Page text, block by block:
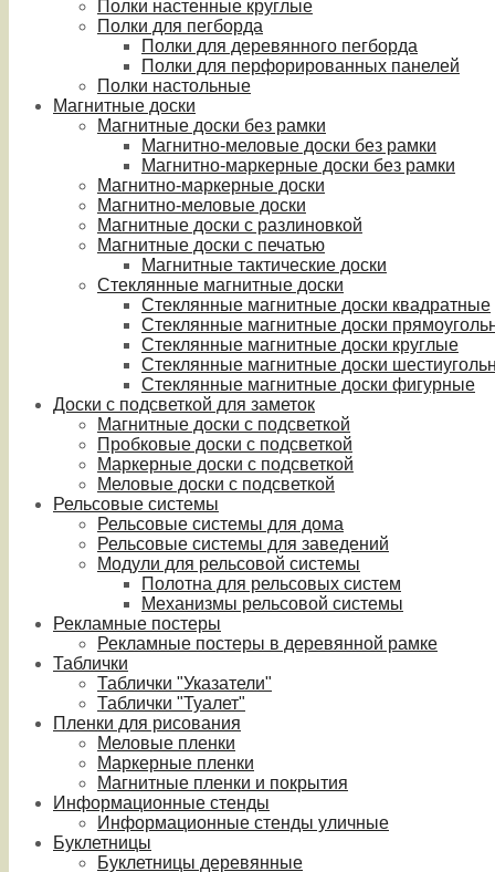
Полки настенные круглые
Полки для пегборда
Полки для деревянного пегборда
Полки для перфорированных панелей
Полки настольные
Магнитные доски
Магнитные доски без рамки
Магнитно-меловые доски без рамки
Магнитно-маркерные доски без рамки
Магнитно-маркерные доски
Магнитно-меловые доски
Магнитные доски с разлиновкой
Магнитные доски с печатью
Магнитные тактические доски
Стеклянные магнитные доски
Стеклянные магнитные доски квадратные
Стеклянные магнитные доски
Стеклянные магнитные доски круглые
Стеклянные магнитные доски
Стеклянные магнитные доски фигурные
Доски с подсветкой для заметок
Магнитные доски с подсветкой
Пробковые доски с подсветкой
Маркерные доски с подсветкой
Меловые доски с подсветкой
Рельсовые системы
Рельсовые системы для дома
Рельсовые системы для заведений
Модули для рельсовой системы
Полотна для рельсовых систем
Механизмы рельсовой системы
Рекламные постеры
Рекламные постеры в деревянной рамке
Таблички
Таблички "Указатели"
Таблички "Туалет"
Пленки для рисования
Меловые пленки
Маркерные пленки
Магнитные пленки и покрытия
Информационные стенды
Информационные стенды уличные
Буклетницы
Буклетницы деревянные